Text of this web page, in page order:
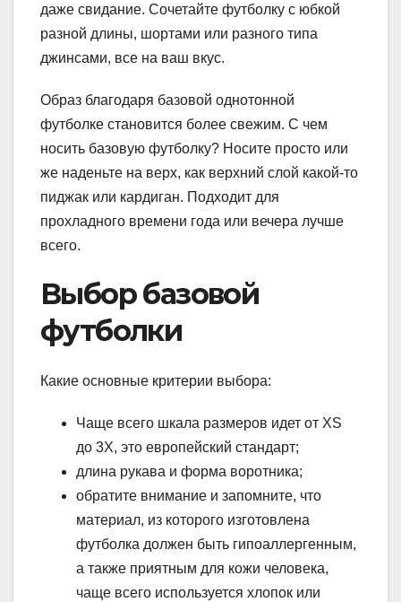
даже свидание. Сочетайте футболку с юбкой
разной длины, шортами или разного типа
джинсами, все на ваш вкус.
Образ благодаря базовой однотонной
футболке становится более свежим. С чем
носить базовую футболку? Носите просто или
же наденьте на верх, как верхний слой какой-то
пиджак или кардиган. Подходит для
прохладного времени года или вечера лучше
всего.
Выбор базовой
футболки
Какие основные критерии выбора:
Чаще всего шкала размеров идет от XS
до 3X, это европейский стандарт;
длина рукава и форма воротника;
обратите внимание и запомните, что
материал, из которого изготовлена
футболка должен быть гипоаллергенным,
а также приятным для кожи человека,
чаще всего используется хлопок или